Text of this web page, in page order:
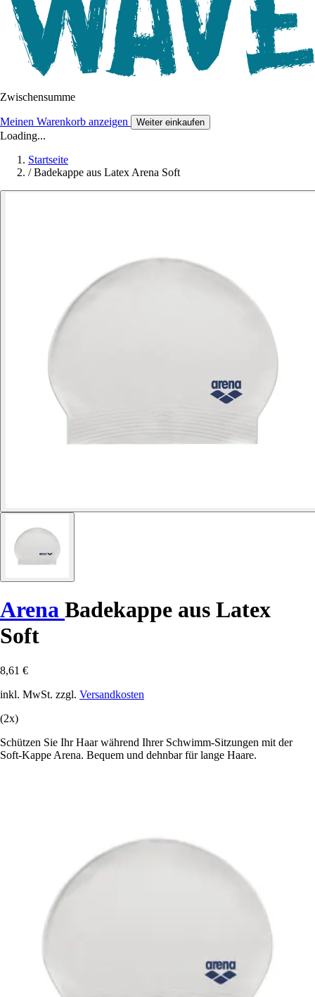
Zwischensumme
Meinen Warenkorb anzeigen Weiter einkaufen
Loading...
Startseite
/ Badekappe aus Latex Arena Soft
Arena Badekappe aus Latex
Soft
8,61 €
inkl. MwSt. zzgl. Versandkosten
(2x)
Schützen Sie Ihr Haar während Ihrer Schwimm-Sitzungen mit der
Soft-Kappe Arena. Bequem und dehnbar für lange Haare.